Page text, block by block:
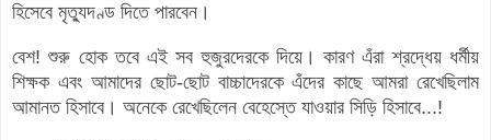
হিসেবে মৃত্যুদণ্ড দিতে পারবেন।
বেশ! শুরু হোক তবে এই সব হুজুরদেরকে দিয়ে। কারণ এঁরা শ্রদ্ধেয় ধর্মীয়
শিক্ষক এবং আমাদের ছোট-ছোট বাচ্চাদেরকে এঁদের কাছে আমরা রেখেছিলাম
আমানত হিসাবে। অনেকে রেখেছিলেন বেহেস্তে যাওয়ার সিড়ি হিসাবে...!